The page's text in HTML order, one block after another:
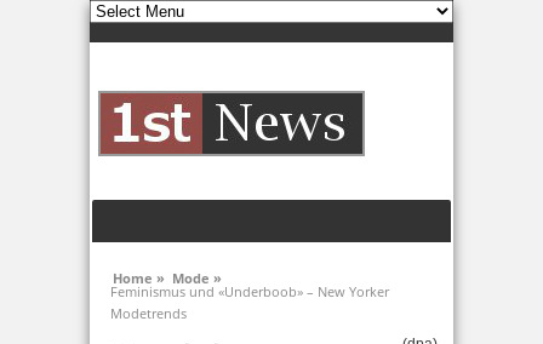
Home » Mode »
Feminismus und «Underboob» – New Yorker
Modetrends